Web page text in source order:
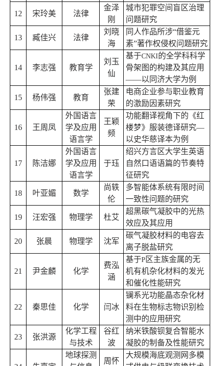
12 宋玲美 法律
金泽
刚
城市犯罪空间盲区治理
问题研究
13 臧佳兴 法律
刘晓
海
同人作品所涉“借鉴元
素”著作权侵权问题研究
14 李志强 教育学
刘玉
仙
基于CNKI的全学科科学
骨架图的构建及其应用
——以同济大学为例
15 杨伟强 教育
张建
荣
电商企业参与职业教育
的激励因素研究
16 王周凤
外国语言
学及应用
语言学
王颖
频
功能翻译视角下的《红
楼梦》服装德译研究—
以史华慈译本为例
17 陈洁娜
外国语言
学及应用
语言学
于珏
绍兴方言区大学生英语
自然口语语篇的节奏特
征研究
18 叶亚媚 数学
尚轶
伦
多智能体系统有限时间
一致性问题的研究
19 汪宏强 物理学 杜艾
超黑碳气凝胶中的光热
效应及其应用
20 张晨 物理学 沈军
碳气凝胶材料的电容去
离子脱盐研究
21 尹金麟 化学
费泓
涵
基于P 区主族金属的无
机有机杂化材料的发光
和催化性能研究
22 秦思佳 化学 闫冰
镧系光功能晶态杂化材
料在生物标志物识别检
测中的应用研究
23 张洪源
化学工程
与技术
谷红
波
纳米铁酸钡复合智能水
凝胶的制备及性能研究
地球探测
周怀
大规模海底观测网多模